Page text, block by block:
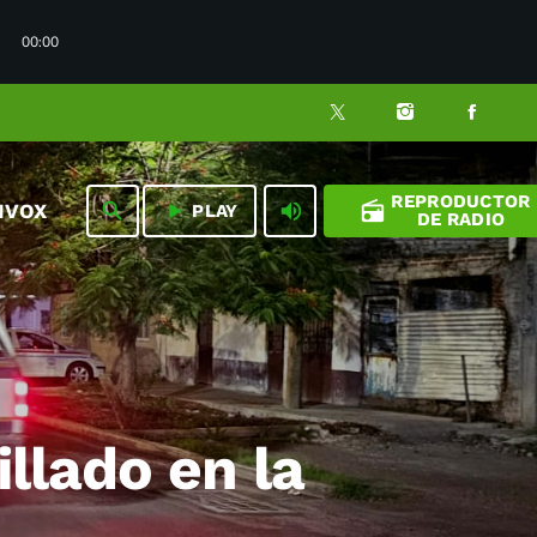
00:00
search play_arrow PLAY volume_up radio REPRODUCTOR
DE RADIO
en la